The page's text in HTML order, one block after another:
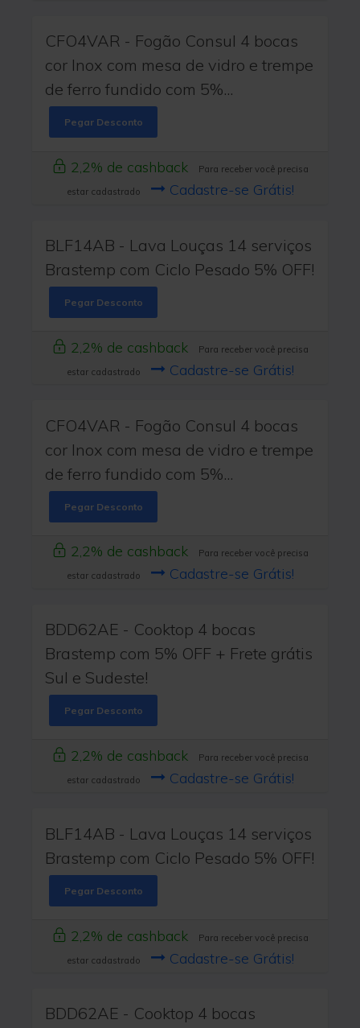
CFO4VAR - Fogão Consul 4 bocas
cor Inox com mesa de vidro e trempe
de ferro fundido com 5%...
Pegar Desconto
2,2% de cashback
Para receber você precisa
estar cadastrado
Cadastre-se Grátis!
BLF14AB - Lava Louças 14 serviços
Brastemp com Ciclo Pesado 5% OFF!
Pegar Desconto
2,2% de cashback
Para receber você precisa
estar cadastrado
Cadastre-se Grátis!
CFO4VAR - Fogão Consul 4 bocas
cor Inox com mesa de vidro e trempe
de ferro fundido com 5%...
Pegar Desconto
2,2% de cashback
Para receber você precisa
estar cadastrado
Cadastre-se Grátis!
BDD62AE - Cooktop 4 bocas
Brastemp com 5% OFF + Frete grátis
Sul e Sudeste!
Pegar Desconto
2,2% de cashback
Para receber você precisa
estar cadastrado
Cadastre-se Grátis!
BLF14AB - Lava Louças 14 serviços
Brastemp com Ciclo Pesado 5% OFF!
Pegar Desconto
2,2% de cashback
Para receber você precisa
estar cadastrado
Cadastre-se Grátis!
BDD62AE - Cooktop 4 bocas